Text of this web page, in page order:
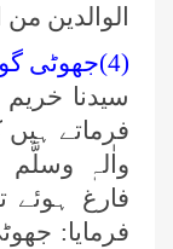
الوالدین من
(4)جھوٹی گواہی دینا شرک کے برابر:
سیدنا
فرماتے ہیں
واٰلہٖ وسلَّم
فرمایا: